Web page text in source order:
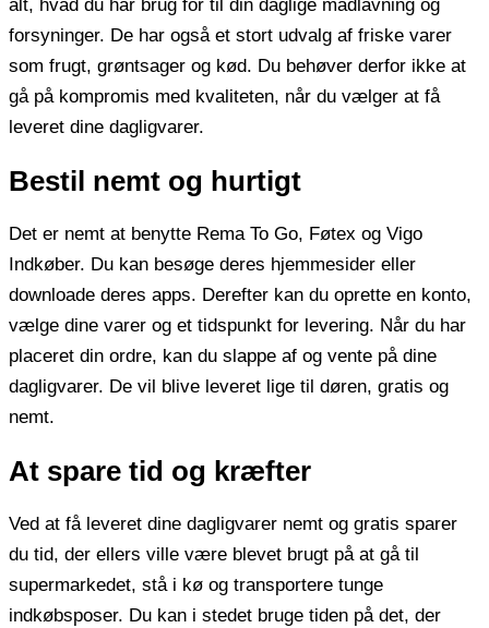
alt, hvad du har brug for til din daglige madlavning og
forsyninger. De har også et stort udvalg af friske varer
som frugt, grøntsager og kød. Du behøver derfor ikke at
gå på kompromis med kvaliteten, når du vælger at få
leveret dine dagligvarer.
Bestil nemt og hurtigt
Det er nemt at benytte Rema To Go, Føtex og Vigo
Indkøber. Du kan besøge deres hjemmesider eller
downloade deres apps. Derefter kan du oprette en konto,
vælge dine varer og et tidspunkt for levering. Når du har
placeret din ordre, kan du slappe af og vente på dine
dagligvarer. De vil blive leveret lige til døren, gratis og
nemt.
At spare tid og kræfter
Ved at få leveret dine dagligvarer nemt og gratis sparer
du tid, der ellers ville være blevet brugt på at gå til
supermarkedet, stå i kø og transportere tunge
indkøbsposer. Du kan i stedet bruge tiden på det, der